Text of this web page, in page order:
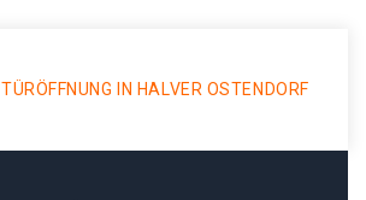
TÜRÖFFNUNG IN HALVER OSTENDORF